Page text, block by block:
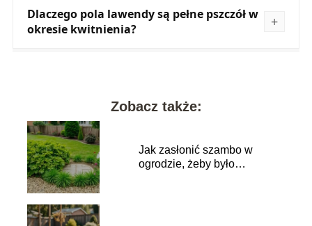
Dlaczego pola lawendy są pełne pszczół w
okresie kwitnienia?
Zobacz także:
Jak zasłonić szambo w
ogrodzie, żeby było